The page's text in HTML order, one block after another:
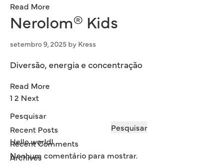
Read More
Nerolom® Kids
setembro 9, 2025 by Kress
Diversão, energia e concentração
Read More
Paginação
posts
1 2 Next
Pesquisar
Pesquisar
Recent Posts
Hello world!
Recent Comments
Nenhum comentário para mostrar.
Archives